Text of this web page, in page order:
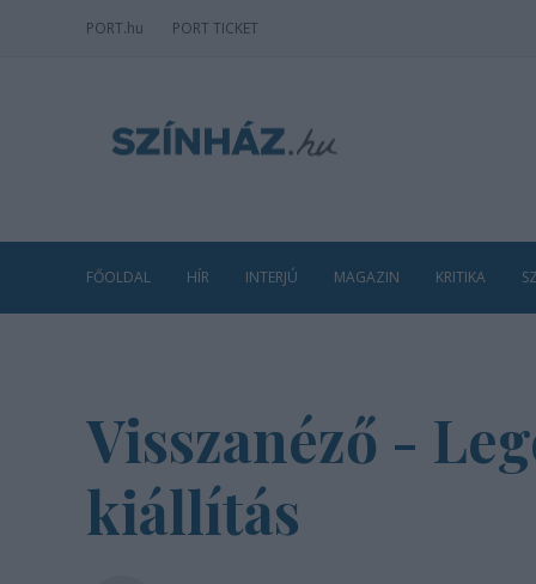
PORT.hu PORT TICKET
FŐOLDAL HÍR INTERJÚ MAGAZIN KRITIKA
Visszanéző -
kiállítás